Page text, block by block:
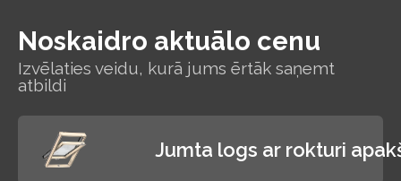
Noskaidro aktuālo cenu
Izvēlaties veidu, kurā jums ērtāk saņemt
atbildi
Jumta logs ar rokturi